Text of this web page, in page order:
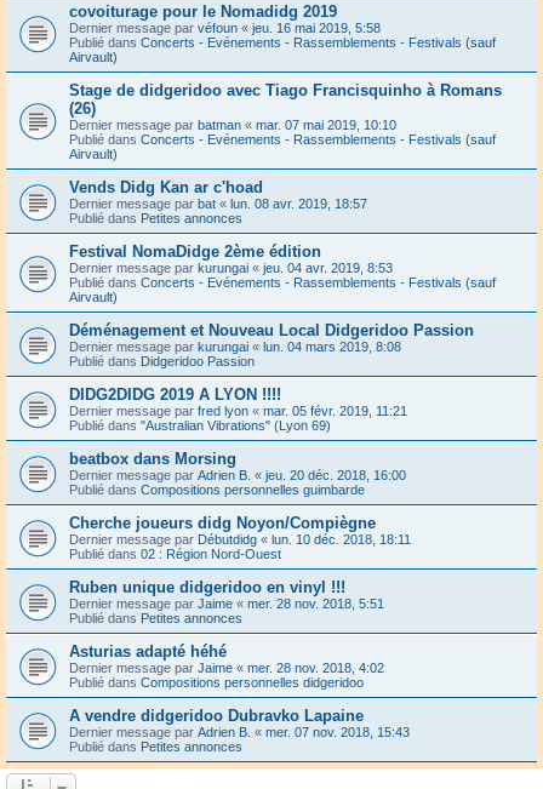
covoiturage pour le Nomadidg 2019
Dernier message par véfoun « jeu. 16 mai 2019, 5:58
Publié dans Concerts - Evénements - Rassemblements - Festivals (sauf
Airvault)
Stage de didgeridoo avec Tiago Francisquinho à Romans
(26)
Dernier message par batman « mar. 07 mai 2019, 10:10
Publié dans Concerts - Evénements - Rassemblements - Festivals (sauf
Airvault)
Vends Didg Kan ar c'hoad
Dernier message par bat « lun. 08 avr. 2019, 18:57
Publié dans Petites annonces
Festival NomaDidge 2ème édition
Dernier message par kurungai « jeu. 04 avr. 2019, 8:53
Publié dans Concerts - Evénements - Rassemblements - Festivals (sauf
Airvault)
Déménagement et Nouveau Local Didgeridoo Passion
Dernier message par kurungai « lun. 04 mars 2019, 8:08
Publié dans Didgeridoo Passion
DIDG2DIDG 2019 A LYON !!!!
Dernier message par fred lyon « mar. 05 févr. 2019, 11:21
Publié dans "Australian Vibrations" (Lyon 69)
beatbox dans Morsing
Dernier message par Adrien B. « jeu. 20 déc. 2018, 16:00
Publié dans Compositions personnelles guimbarde
Cherche joueurs didg Noyon/Compiègne
Dernier message par Débutdidg « lun. 10 déc. 2018, 18:11
Publié dans 02 : Région Nord-Ouest
Ruben unique didgeridoo en vinyl !!!
Dernier message par Jaime « mer. 28 nov. 2018, 5:51
Publié dans Petites annonces
Asturias adapté héhé
Dernier message par Jaime « mer. 28 nov. 2018, 4:02
Publié dans Compositions personnelles didgeridoo
A vendre didgeridoo Dubravko Lapaine
Dernier message par Adrien B. « mer. 07 nov. 2018, 15:43
Publié dans Petites annonces